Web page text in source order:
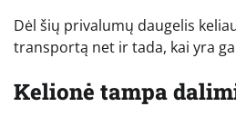
Dėl šių privalumų daugelis
transportą net ir tada, kai yra
Kelionė tampa